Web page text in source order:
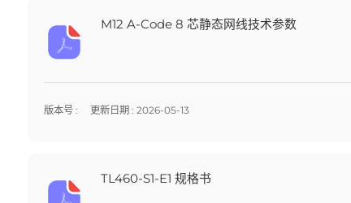
M12 A-Code 8 芯静态网线技术参数
版本号 : 更新日期 : 2026-05-13
TL460-S1-E1 规格书